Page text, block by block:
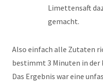
Limettensaft
gemacht.
Also einfach alle Zutaten
bestimmt 3 Minuten in der
Das Ergebnis war eine